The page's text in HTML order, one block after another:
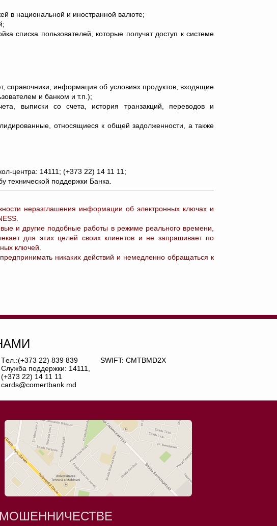
в национальной и иностранной валюте;
списка пользователей, которые получат доступ к системе
справочники, информация об условиях продуктов, входящие
и банком и т.п.);
выписки со счета, история транзакций, переводов и
относящиеся к общей задолженности, а также
центра: 14111; (+373 22) 14 11 11;
технической поддержки Банка.
неразглашения информации об электронных ключах и
и другие подобные работы в режиме реального времени,
для этих целей своих клиентов и не запрашивает по
ключей.
никаких действий и немедленно обращаться к
Tел.:(+373 22) 839 839
Служба поддержки: 14111,
(+373 22) 14 11 11
cards@comertbank.md
SWIFT: CMTBMD2X